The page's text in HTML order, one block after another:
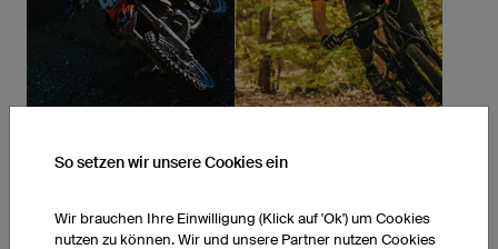
So setzen wir unsere Cookies ein
Wir brauchen Ihre Einwilligung (Klick auf 'Ok') um Cookies
nutzen zu können. Wir und unsere Partner nutzen Cookies